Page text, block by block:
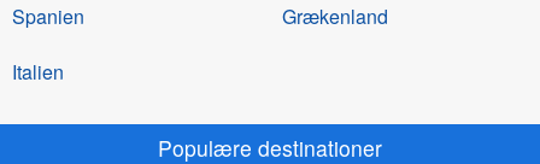
Spanien
Italien
Grækenland
Populære destinationer